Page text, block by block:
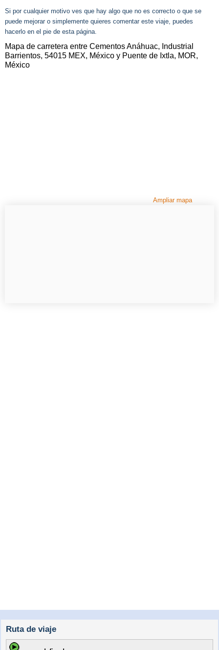
Si por cualquier motivo ves que hay algo que no es correcto o que se
puede mejorar o simplemente quieres comentar este viaje, puedes
hacerlo en el pie de esta página.
Mapa de carretera entre Cementos Anáhuac, Industrial
Barrientos, 54015 MEX, México y Puente de Ixtla, MOR,
México
Ampliar mapa
Ruta de viaje